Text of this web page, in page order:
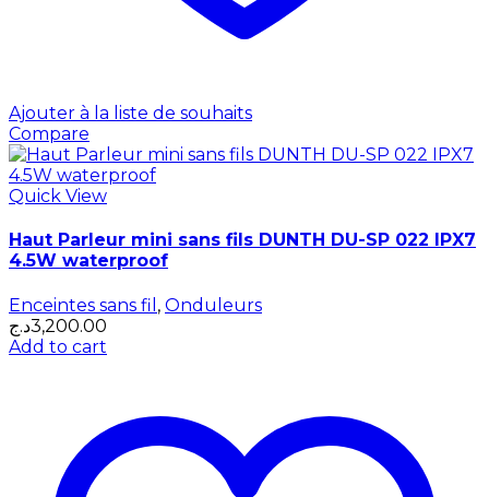
Ajouter à la liste de souhaits
Compare
Quick View
Haut Parleur mini sans fils DUNTH DU-SP 022 IPX7
4.5W waterproof
Enceintes sans fil , Onduleurs
3,200.00د.ج
Add to cart